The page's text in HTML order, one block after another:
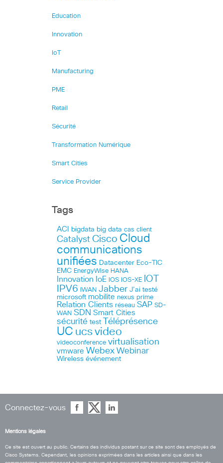
Education
Innovation
IoT
Manufacturing
PME
Retail
Sécurité
Transformation Numérique
Smart Cities
Service Provider
Tags
ACI bigdata big data cas client
Catalyst Cisco Cloud
communications
unifiées Datacenter Eco-TIC
EMC EnergyWise HANA
Innovation IoE IOS IOS-XE IOT
IPV6 IWAN Jabber J’ai testé
microsoft mobilite nexus prime
Relation Clients réseau SAP SD-
WAN SDN Smart Cities
sécurité test Téléprésence
UC ucs video
videoconference virtualisation
vmware Webex Webinar
Wireless événement
Connectez-vous
Mentions légales
Ce site est ouvert au public. Certains des individus postant sur ce site sont des employés de
Cisco Systems. Cependant, les opinions exprimées dans les articles ainsi que dans les